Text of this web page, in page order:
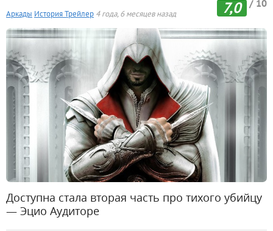
7,0 / 10
Аркады ИсторияТрейлер 4 года, 6 месяцев назад
Доступна стала вторая часть про тихого убийцу
— Эцио Аудиторе